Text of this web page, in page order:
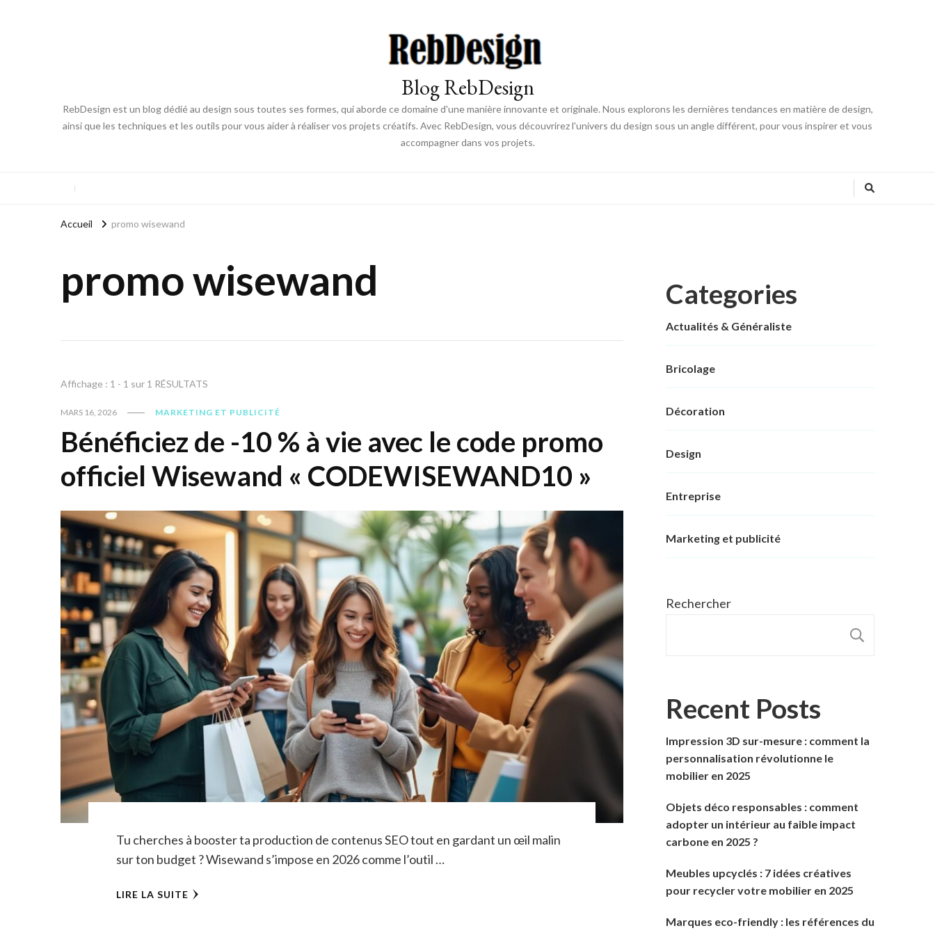
Blog RebDesign
RebDesign est un blog dédié au design sous toutes ses formes, qui aborde ce domaine d'une manière innovante et originale. Nous explorons les dernières tendances en matière de design,
ainsi que les techniques et les outils pour vous aider à réaliser vos projets créatifs. Avec RebDesign, vous découvrirez l'univers du design sous un angle différent, pour vous inspirer et vous
accompagner dans vos projets.
Accueil promo wisewand
promo wisewand
Affichage : 1 - 1 sur 1 RÉSULTATS
MARS 16, 2026 MARKETING ET PUBLICITÉ
Bénéficiez de -10 % à vie avec le code promo
officiel Wisewand « CODEWISEWAND10 »
Tu cherches à booster ta production de contenus SEO tout en gardant un œil malin
sur ton budget ? Wisewand s’impose en 2026 comme l’outil …
LIRE LA SUITE
Categories
Actualités & Généraliste
Bricolage
Décoration
Design
Entreprise
Marketing et publicité
Rechercher
Recent Posts
Impression 3D sur-mesure : comment la
personnalisation révolutionne le
mobilier en 2025
Objets déco responsables : comment
adopter un intérieur au faible impact
carbone en 2025 ?
Meubles upcyclés : 7 idées créatives
pour recycler votre mobilier en 2025
Marques eco-friendly : les références du